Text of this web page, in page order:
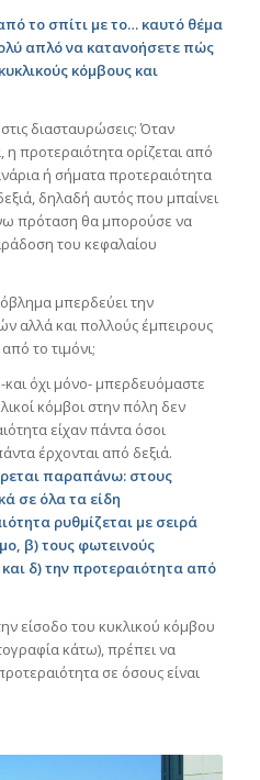
το σπίτι με το… καυτό θέμα
απλό να κατανοήσετε πώς
κόμβους και
διασταυρώσεις: Όταν
προτεραιότητα ορίζεται από
ή σήματα προτεραιότητα
δηλαδή αυτός που μπαίνει
πρόταση θα μπορούσε να
του κεφαλαίου
μπερδεύει την
αλλά και πολλούς έμπειρους
το τιμόνι;
όχι μόνο- μπερδευόμαστε
κόμβοι στην πόλη δεν
είχαν πάντα όσοι
έρχονται από δεξιά.
παραπάνω: στους
σε όλα τα είδη
ρυθμίζεται με σειρά
β) τους φωτεινούς
δ) την προτεραιότητα από
είσοδο του κυκλικού κόμβου
κάτω), πρέπει να
σε όσους είναι